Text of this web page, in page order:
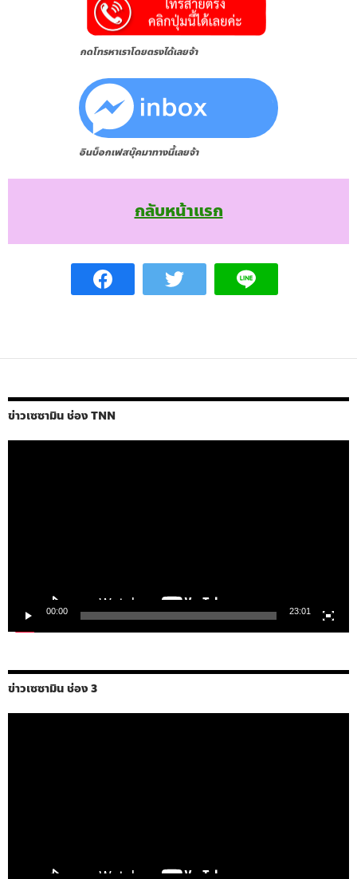
กดโทรหาเราโดยตรงได้เลยจ้า
อินบ็อกเฟสบุ๊คมาทางนี้เลยจ้า
กลับหน้าแรก
ข่าวเซซามิน ช่อง TNN
ตัว
00:00 23:01
ข่าวเซซามิน ช่อง 3